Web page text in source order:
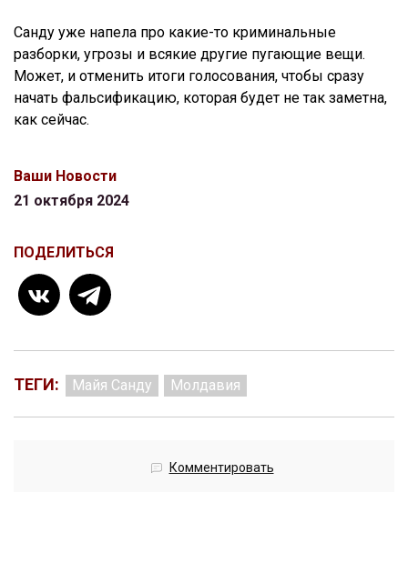
Санду уже напела про какие-то криминальные
разборки, угрозы и всякие другие пугающие вещи.
Может, и отменить итоги голосования, чтобы сразу
начать фальсификацию, которая будет не так заметна,
как сейчас.
Ваши Новости
21 октября 2024
ПОДЕЛИТЬСЯ
ТЕГИ: Майя Санду Молдавия
Комментировать